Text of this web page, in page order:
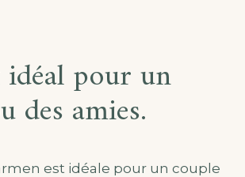
pour un
des amies.
est idéale pour un couple